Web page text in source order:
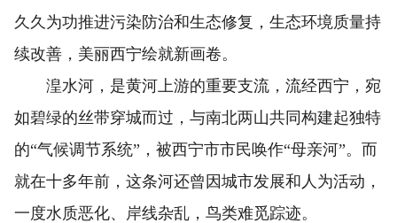
久久为功推进污染防治和生态修复，生态环境质量持
续改善，美丽西宁绘就新画卷。
湟水河，是黄河上游的重要支流，流经西宁，宛
如碧绿的丝带穿城而过，与南北两山共同构建起独特
的“气候调节系统”，被西宁市市民唤作“母亲河”。而
就在十多年前，这条河还曾因城市发展和人为活动，
一度水质恶化、岸线杂乱，鸟类难觅踪迹。